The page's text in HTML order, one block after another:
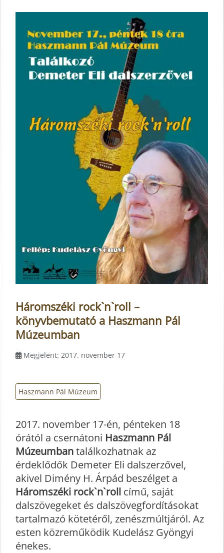
Háromszéki rock`n`roll –
könyvbemutató a Haszmann Pál
Múzeumban
Megjelent: 2017. november 17
Haszmann Pál Múzeum
2017. november 17-én, pénteken 18
órától a csernátoni Haszmann Pál
Múzeumbantalálkozhatnak az
érdeklődők Demeter Eli dalszerzővel,
akivel Dimény H. Árpád beszélget a
Háromszéki rock`n`roll című, saját
dalszövegeket és dalszövegfordításokat
tartalmazó kötetéről, zenészmúltjáról. Az
esten közreműködik Kudelász Gyöngyi
énekes.